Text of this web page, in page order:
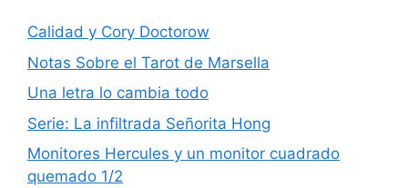
Calidad y Cory Doctorow
Notas Sobre el Tarot de Marsella
Una letra lo cambia todo
Serie: La infiltrada Señorita Hong
Monitores Hercules y un monitor cuadrado
quemado 1/2